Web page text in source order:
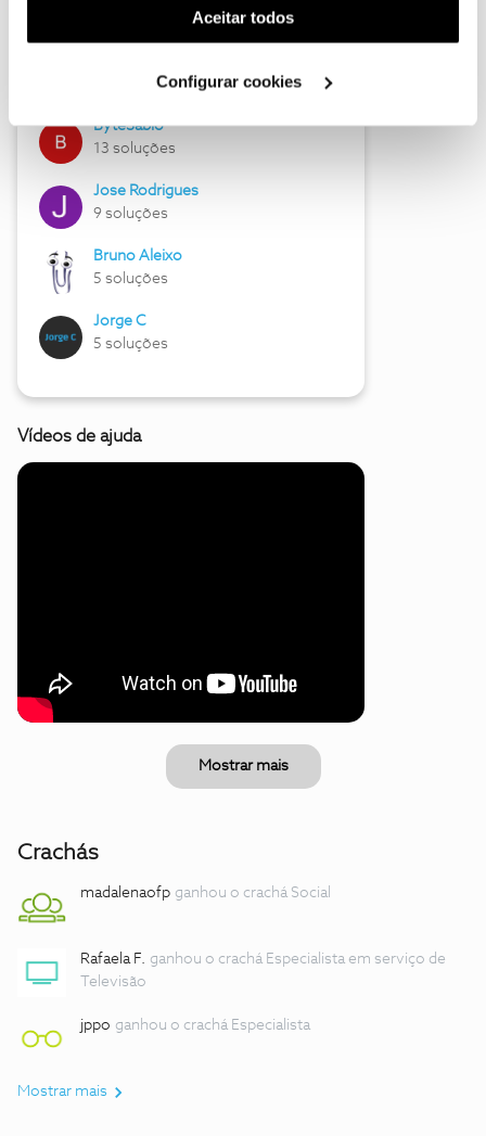
(cookies de publicidade personalizada). Pode gerir a
utilização dos cookies clicando em "Configurar
Aceitar todos
Configurar cookies
Hall of Fame de julho
17 soluções
ByteSábio
13 soluções
Jose Rodrigues
9 soluções
Bruno Aleixo
5 soluções
Jorge C
5 soluções
Vídeos de ajuda
Mostrar mais
Crachás
madalenaofp ganhou o crachá Social
Rafaela F. ganhou o crachá Especialista em serviço de
Televisão
jppo ganhou o crachá Especialista
Mostrar mais